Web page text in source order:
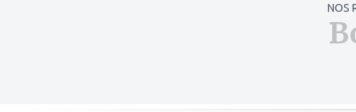
NOS